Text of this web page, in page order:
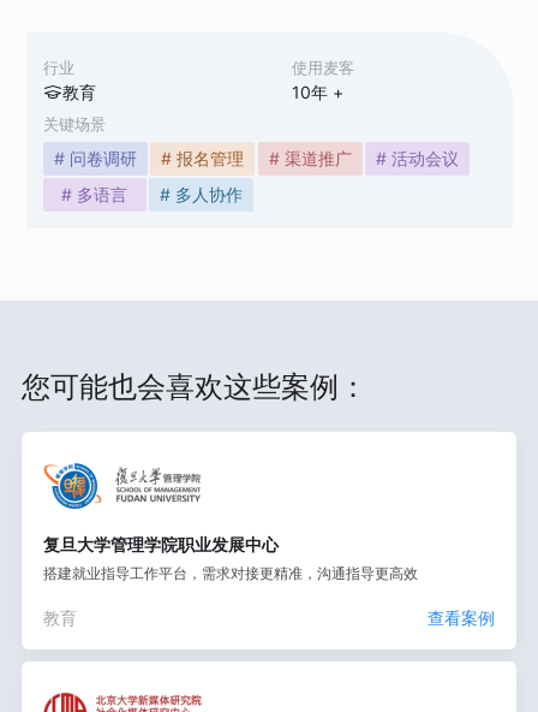
行业
教育
使用麦客
10年 +
关键场景
# 问卷调研 # 报名管理 # 渠道推广
# 活动会议
# 多语言
# 多人协作
您可能也会喜欢这些案例：
复旦大学管理学院职业发展中心
搭建就业指导工作平台，需求对接更精准，沟通指导更高效
教育 查看案例